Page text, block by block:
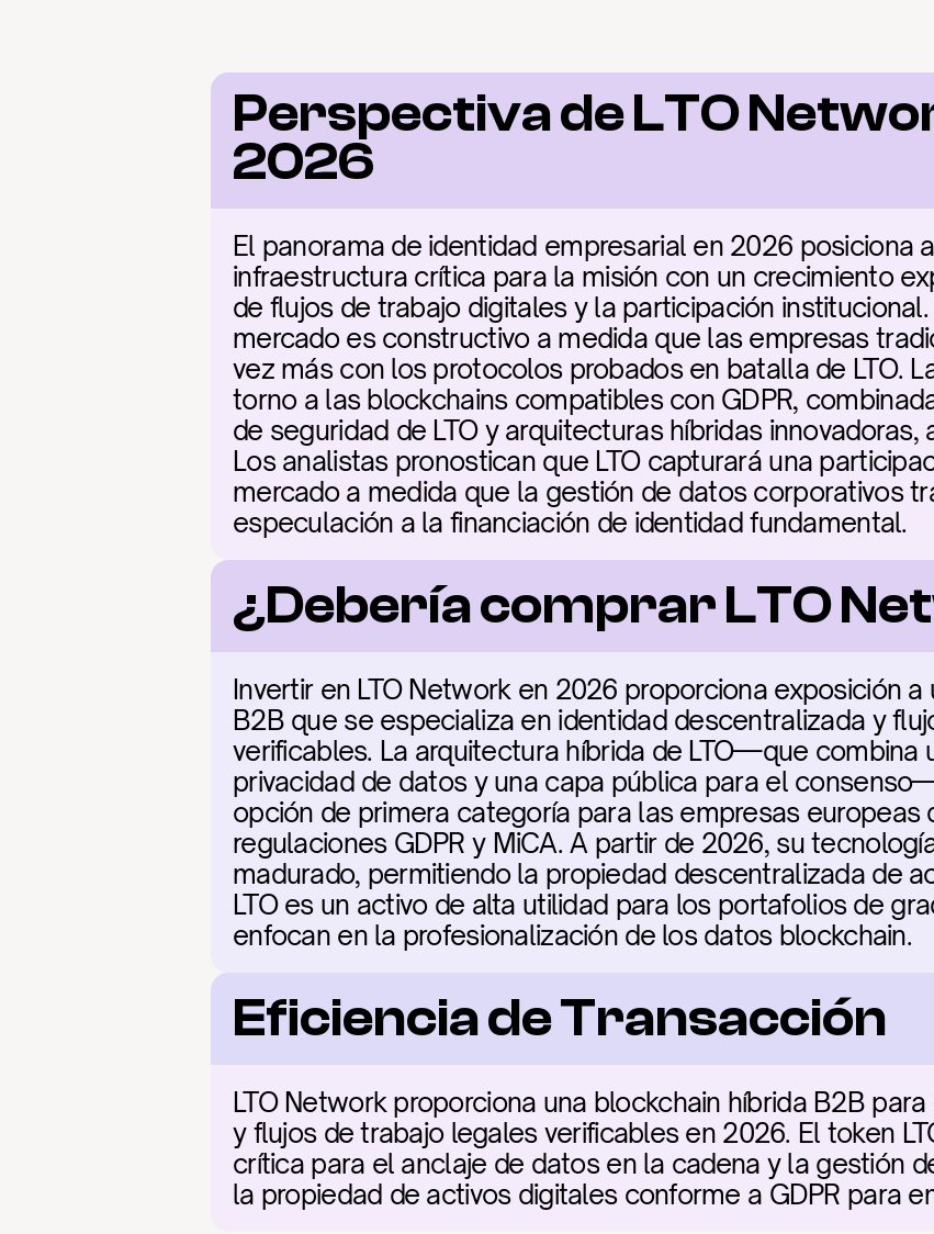
Perspectiva de LTO
2026
El panorama de identidad empresarial en 2026 posiciona
infraestructura crítica para la misión con un crecimiento
de flujos de trabajo digitales y la participación
mercado es constructivo a medida que las empresas
vez más con los protocolos probados en batalla de LTO.
torno a las blockchains compatibles con GDPR,
de seguridad de LTO y arquitecturas híbridas
Los analistas pronostican que LTO capturará una
mercado a medida que la gestión de datos corporativos
especulación a la financiación de identidad fundamental.
¿Debería comprar LTO
Invertir en LTO Network en 2026 proporciona exposición
B2B que se especializa en identidad descentralizada y
verificables. La arquitectura híbrida de LTO—que combina
privacidad de datos y una capa pública para el
opción de primera categoría para las empresas europeas
regulaciones GDPR y MiCA. A partir de 2026, su
madurado, permitiendo la propiedad descentralizada de
LTO es un activo de alta utilidad para los portafolios de
enfocan en la profesionalización de los datos blockchain.
Eficiencia de Transacción
LTO Network proporciona una blockchain híbrida B2B
y flujos de trabajo legales verificables en 2026. El token
crítica para el anclaje de datos en la cadena y la gestión
la propiedad de activos digitales conforme a GDPR para